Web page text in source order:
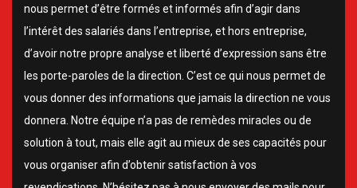
nous permet d’être formés et informés afin d’agir dans
l’intérêt des salariés dans l’entreprise, et hors entreprise,
d’avoir notre propre analyse et liberté d’expression sans être
les porte-paroles de la direction. C’est ce qui nous permet de
vous donner des informations que jamais la direction ne vous
donnera. Notre équipe n’a pas de remèdes miracles ou de
solution à tout, mais elle agit au mieux de ses capacités pour
vous organiser afin d’obtenir satisfaction à vos